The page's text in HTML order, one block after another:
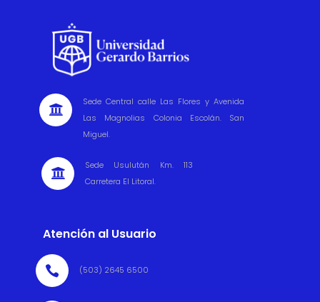

Sede Central calle Las Flores y Avenida
Las Magnolias Colonia Escolán. San
Miguel.

Sede Usulután Km. 113
Carretera El Litoral.
Atención al Usuario
 (503) 2645 6500